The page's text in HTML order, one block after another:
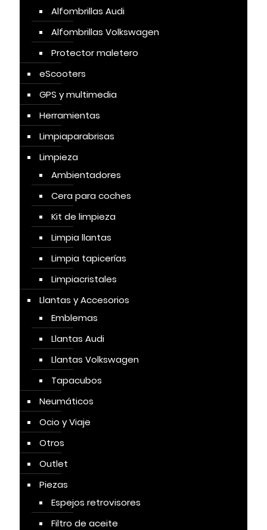
Alfombrillas Audi
Alfombrillas Volkswagen
Protector maletero
eScooters
GPS y multimedia
Herramientas
Limpiaparabrisas
Limpieza
Ambientadores
Cera para coches
Kit de limpieza
Limpia llantas
Limpia tapicerías
Limpiacristales
Llantas y Accesorios
Emblemas
Llantas Audi
Llantas Volkswagen
Tapacubos
Neumáticos
Ocio y Viaje
Otros
Outlet
Piezas
Espejos retrovisores
Filtro de aceite